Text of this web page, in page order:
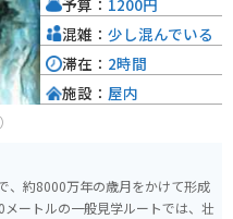
、約8000万年の歳月をかけて形成
ートルの一般見学ルートでは、壮
混雑： 少し混んでいる
滞在： 2時間
施設： 屋内